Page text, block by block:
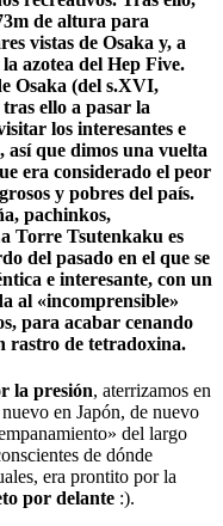
de altura para
vistas de Osaka y, a
azotea del Hep Five.
Osaka (del s.XVI,
ello a pasar la
los interesantes e
así que dimos una vuelta
era considerado el peor
y pobres del país.
pachinkos,
Torre Tsutenkaku es
del pasado en el que se
e interesante, con un
al «incomprensible»
para acabar cenando
rastro de tetradoxina.
la presión, aterrizamos en
en Japón, de nuevo
del largo
de dónde
era prontito por la
por delante :).